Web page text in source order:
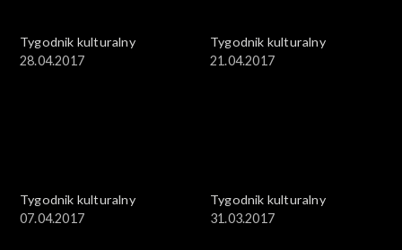
Tygodnik kulturalny
28.04.2017
Tygodnik kulturalny
21.04.2017
Tygodnik kulturalny
07.04.2017
Tygodnik kulturalny
31.03.2017